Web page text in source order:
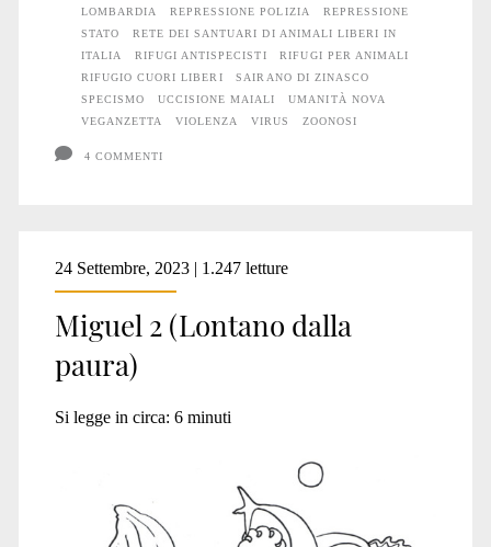
LOMBARDIA
REPRESSIONE POLIZIA
REPRESSIONE
STATO
RETE DEI SANTUARI DI ANIMALI LIBERI IN
ITALIA
RIFUGI ANTISPECISTI
RIFUGI PER ANIMALI
RIFUGIO CUORI LIBERI
SAIRANO DI ZINASCO
SPECISMO
UCCISIONE MAIALI
UMANITÀ NOVA
VEGANZETTA
VIOLENZA VIRUS ZOONOSI
4 COMMENTI
24 Settembre, 2023 | 1.247 letture
Miguel 2 (Lontano dalla
paura)
Si legge in circa: 6 minuti